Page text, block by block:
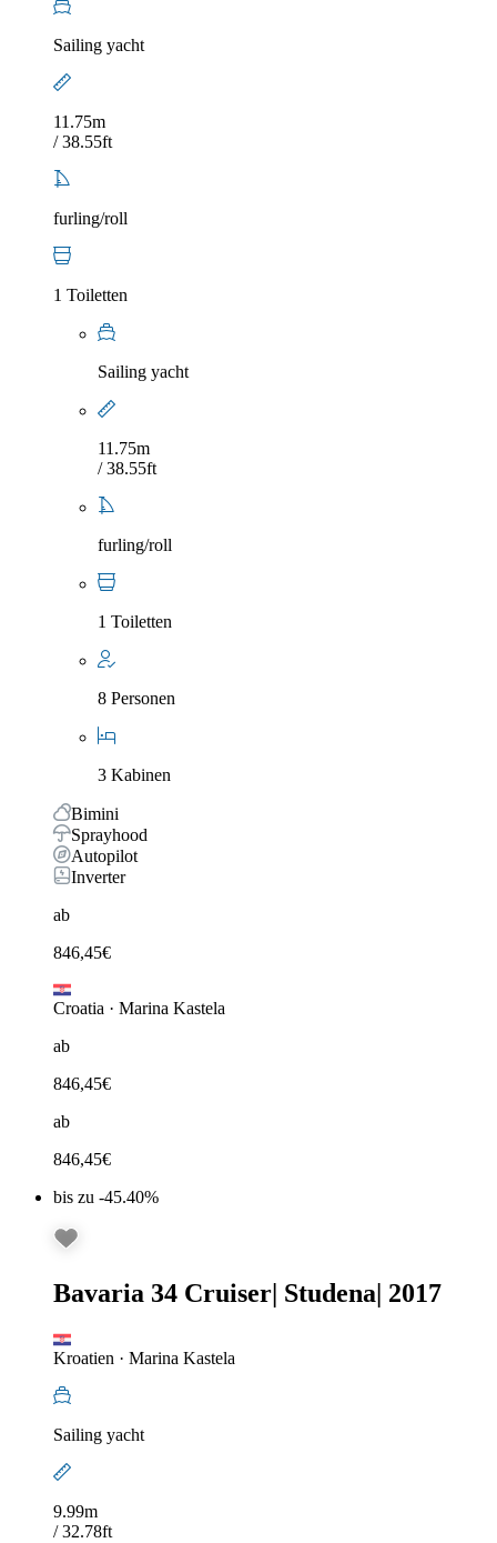
Sailing yacht
11.75m
/ 38.55ft
furling/roll
1 Toiletten
Sailing yacht
11.75m
/ 38.55ft
furling/roll
1 Toiletten
8 Personen
3 Kabinen
Bimini
Sprayhood
Autopilot
Inverter
ab
846,45€
Croatia · Marina Kastela
ab
846,45€
ab
846,45€
bis zu -45.40%
Bavaria 34 Cruiser Studena 2017
Kroatien · Marina Kastela
Sailing yacht
9.99m
/ 32.78ft